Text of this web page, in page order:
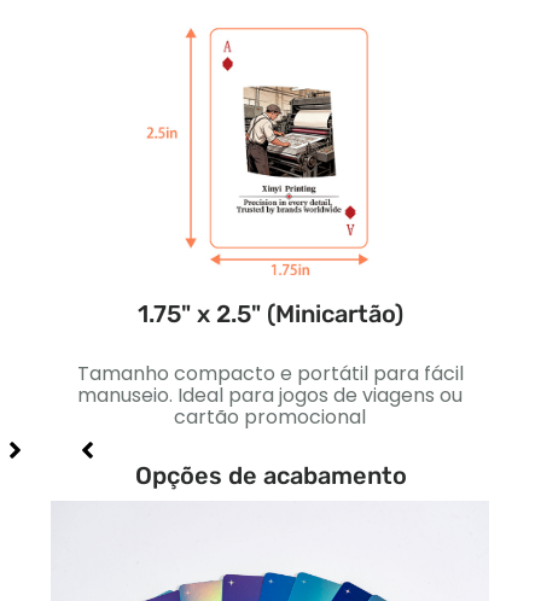
1.75" x 2.5" (Minicartão)
Tamanho compacto e portátil para fácil
manuseio. Ideal para jogos de viagens ou
cartão promocional
Opções de acabamento